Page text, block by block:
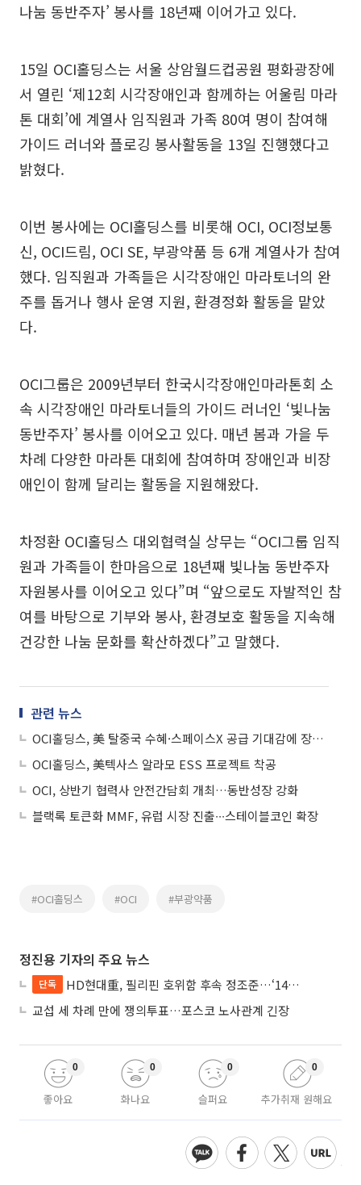
나눔 동반주자’ 봉사를 18년째 이어가고 있다.
15일 OCI홀딩스는 서울 상암월드컵공원 평화광장에
서 열린 ‘제12회 시각장애인과 함께하는 어울림 마라
톤 대회’에 계열사 임직원과 가족 80여 명이 참여해
가이드 러너와 플로깅 봉사활동을 13일 진행했다고
밝혔다.
이번 봉사에는 OCI홀딩스를 비롯해 OCI, OCI정보통
신, OCI드림, OCI SE, 부광약품 등 6개 계열사가 참여
했다. 임직원과 가족들은 시각장애인 마라토너의 완
주를 돕거나 행사 운영 지원, 환경정화 활동을 맡았
다.
OCI그룹은 2009년부터 한국시각장애인마라톤회 소
속 시각장애인 마라토너들의 가이드 러너인 ‘빛나눔
동반주자’ 봉사를 이어오고 있다. 매년 봄과 가을 두
차례 다양한 마라톤 대회에 참여하며 장애인과 비장
애인이 함께 달리는 활동을 지원해왔다.
차정환 OCI홀딩스 대외협력실 상무는 “OCI그룹 임직
원과 가족들이 한마음으로 18년째 빛나눔 동반주자
자원봉사를 이어오고 있다”며 “앞으로도 자발적인 참
여를 바탕으로 기부와 봉사, 환경보호 활동을 지속해
건강한 나눔 문화를 확산하겠다”고 말했다.
관련 뉴스
OCI홀딩스, 美 탈중국 수혜·스페이스X 공급 기대감에 장중 8%대 급등
OCI홀딩스, 美텍사스 알라모 ESS 프로젝트 착공
OCI, 상반기 협력사 안전간담회 개최…동반성장 강화
블랙록 토큰화 MMF, 유럽 시장 진출∙∙∙스테이블코인 확장
#OCI홀딩스 #OCI #부광약품
정진용 기자의 주요 뉴스
단독
HD현대重, 필리핀 호위함 후속 정조준…‘14척+α’ 싹쓸이 노린다
교섭 세 차례 만에 쟁의투표…포스코 노사관계 긴장
좋아요
0
화나요
0
슬퍼요
0
추가취재 원해요
0